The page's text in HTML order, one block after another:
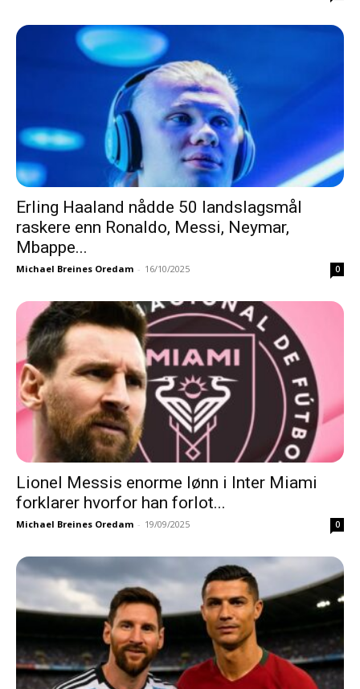
Erling Haaland nådde 50 landslagsmål
raskere enn Ronaldo, Messi, Neymar,
Mbappe...
Michael Breines Oredam - 16/10/2025 0
Lionel Messis enorme lønn i Inter Miami
forklarer hvorfor han forlot...
Michael Breines Oredam - 19/09/2025 0